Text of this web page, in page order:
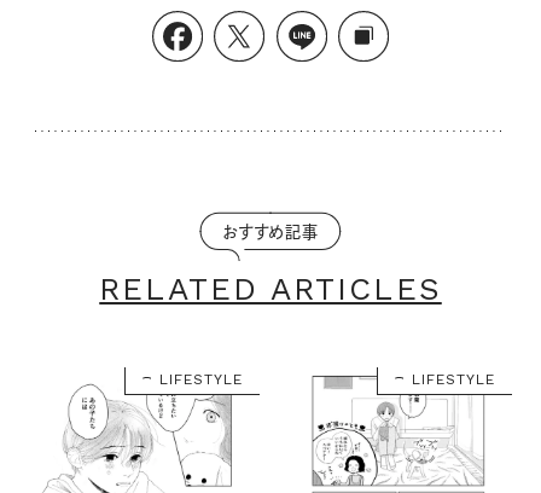
おすすめ記事
RELATED ARTICLES
LIFESTYLE LIFESTYLE